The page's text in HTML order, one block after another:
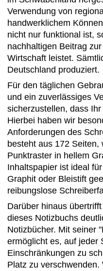
Verwendung von
handwerklichem
nicht nur funktional ist,
nachhaltigen Beitrag
Wirtschaft leistet.
Deutschland produziert.
Für den täglichen
und ein zuverlässiges
sicherzustellen, dass
Hierbei haben wir
Anforderungen des
besteht aus 172
Punktraster in hellem
Inhaltspapier ist ideal
Graphit oder Bleistift
reibungslose
Darüber hinaus
dieses Notizbuchs
Notizbücher. Mit seiner
ermöglicht es, auf jeder
Einschränkungen zu
Platz zu